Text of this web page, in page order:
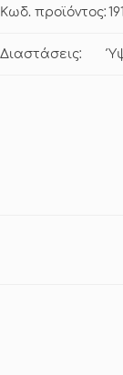
Κωδ. προϊόντος:
Διαστάσεις: